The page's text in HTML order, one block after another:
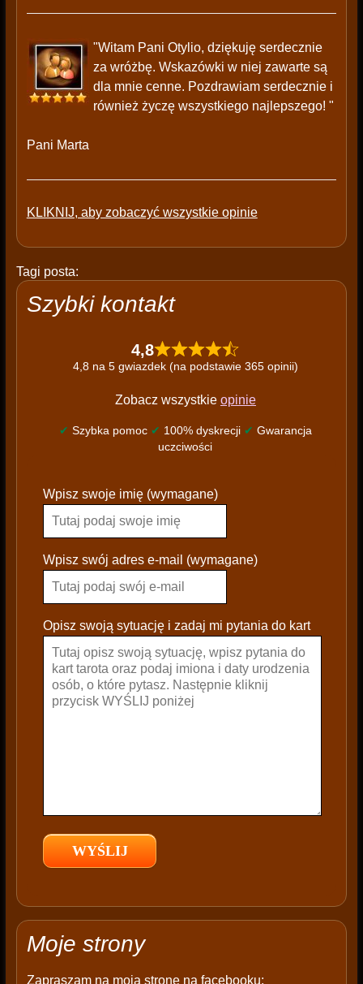
"Witam Pani Otylio, dziękuję serdecznie
za wróżbę. Wskazówki w niej zawarte są
dla mnie cenne. Pozdrawiam serdecznie i
również życzę wszystkiego najlepszego! "
Pani Marta
KLIKNIJ, aby zobaczyć wszystkie opinie
Tagi posta:
Szybki kontakt
4,8
4,8 na 5 gwiazdek (na podstawie 365 opinii)
Zobacz wszystkie opinie
✔ Szybka pomoc ✔ 100% dyskrecji ✔ Gwarancja
uczciwości
l
a
s
e
a
e
e
p
y
Wpisz swoje imię (wymagane)
Wpisz swój adres e-mail (wymagane)
Opisz swoją sytuację i zadaj mi pytania do kart
Moje strony
Zapraszam na moją stronę na facebooku: